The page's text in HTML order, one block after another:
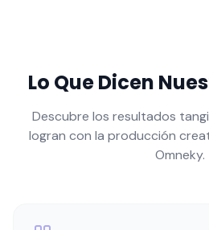
Lo Que Dicen
Descubre los resultados
logran con la producción
Omneky.